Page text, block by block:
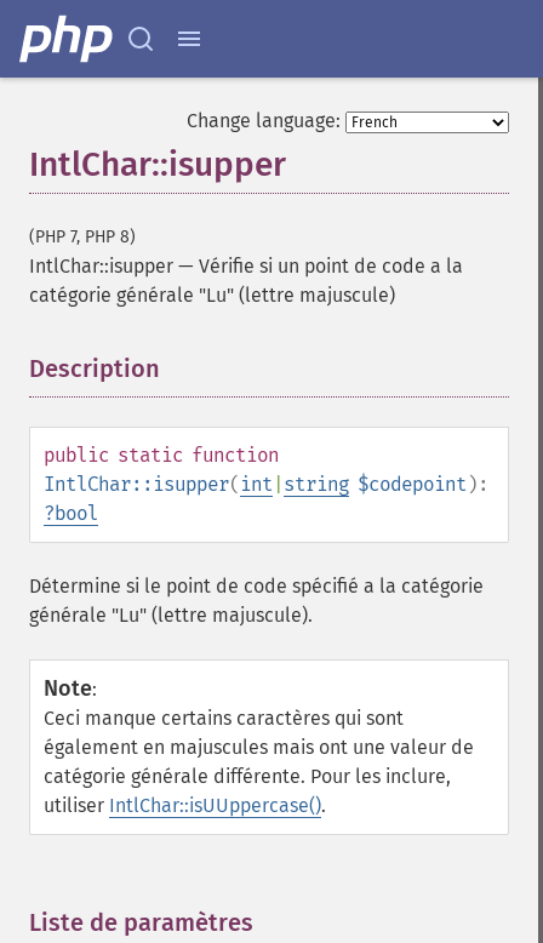
Change language:
IntlChar::isupper
(PHP 7, PHP 8)
IntlChar::isupper — Vérifie si un point de code a la
catégorie générale "Lu" (lettre majuscule)
Description
public static function
IntlChar::isupper( int string $codepoint ):
?bool
Détermine si le point de code spécifié a la catégorie
générale "Lu" (lettre majuscule).
Note:
Ceci manque certains caractères qui sont
également en majuscules mais ont une valeur de
catégorie générale différente. Pour les inclure,
utiliser IntlChar::isUUppercase().
Liste de paramètres